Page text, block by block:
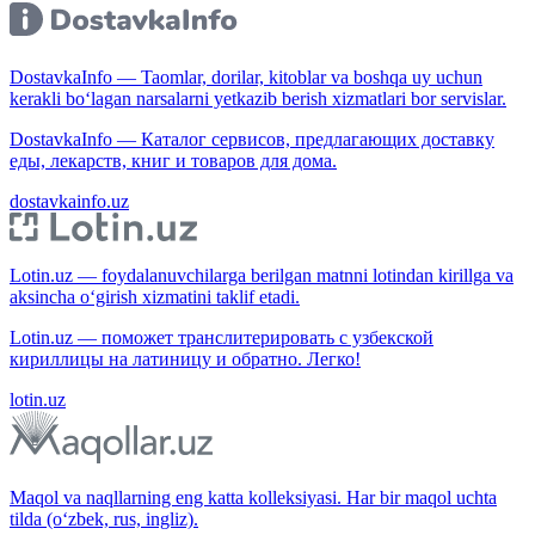
DostavkaInfo — Taomlar, dorilar, kitoblar va boshqa uy uchun
kerakli bo‘lagan narsalarni yetkazib berish xizmatlari bor servislar.
DostavkaInfo — Каталог сервисов, предлагающих доставку
еды, лекарств, книг и товаров для дома.
dostavkainfo.uz
Lotin.uz — foydalanuvchilarga berilgan matnni lotindan kirillga va
aksincha o‘girish xizmatini taklif etadi.
Lotin.uz — поможет транслитерировать с узбекской
кириллицы на латиницу и обратно. Легко!
lotin.uz
Maqol va naqllarning eng katta kolleksiyasi. Har bir maqol uchta
tilda (o‘zbek, rus, ingliz).